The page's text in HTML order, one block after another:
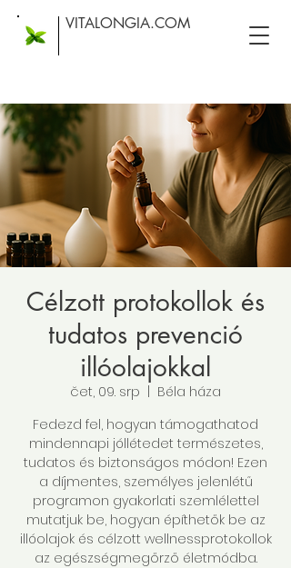
VITALONGIA.COM
Célzott protokollok és
tudatos prevenció
illóolajokkal
čet, 09. srp
Béla háza
Fedezd fel, hogyan támogathatod
mindennapi jóllétedet természetes,
tudatos és biztonságos módon! Ezen
a díjmentes, személyes jelenlétű
programon gyakorlati szemlélettel
mutatjuk be, hogyan építhetők be az
illóolajok és célzott wellnessprotokollok
az egészségmegőrző életmódba.